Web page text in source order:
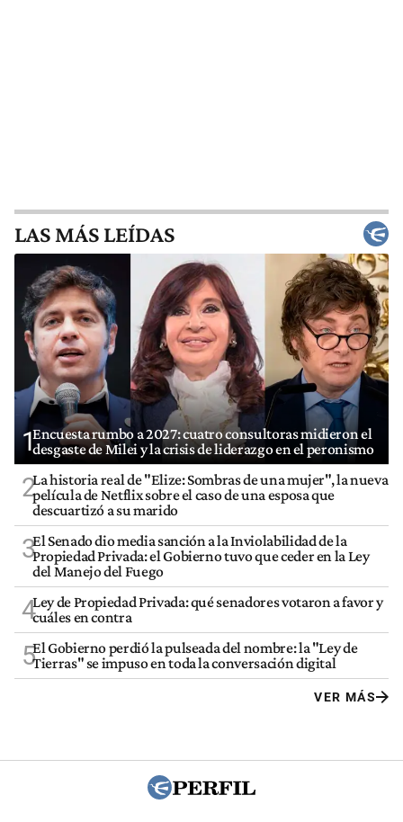
LAS MÁS LEÍDAS
1Encuesta rumbo a 2027: cuatro consultoras midieron el
desgaste de Milei y la crisis de liderazgo en el peronismo
2La historia real de "Elize: Sombras de una mujer", la nueva
película de Netflix sobre el caso de una esposa que
descuartizó a su marido
3El Senado dio media sanción a la Inviolabilidad de la
Propiedad Privada: el Gobierno tuvo que ceder en la Ley
del Manejo del Fuego
4Ley de Propiedad Privada: qué senadores votaron a favor y
cuáles en contra
5El Gobierno perdió la pulseada del nombre: la "Ley de
Tierras" se impuso en toda la conversación digital
VER MÁS